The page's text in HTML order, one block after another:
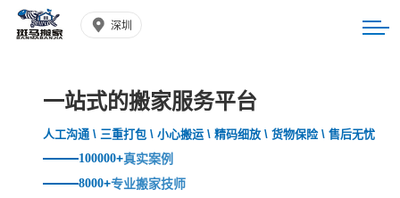
深圳
一站式的搬家服务平台
人工沟通 \ 三重打包 \ 小心搬运 \ 精码细放 \ 货物保险 \ 售后无忧
100000+真实案例
8000+专业搬家技师